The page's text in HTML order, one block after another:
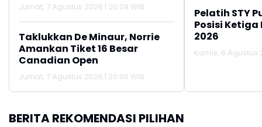
Jumat, 7 Agustus 2026 | 20:09 WIB
Taklukkan De Minaur, Norrie
Amankan Tiket 16 Besar
Canadian Open
Jumat, 7 Agustus 2026 | 20:06 WIB
Pelatih STY
Posisi Ketiga
2026
Kamis, 6 Agustus
BERITA REKOMENDASI PILIHAN